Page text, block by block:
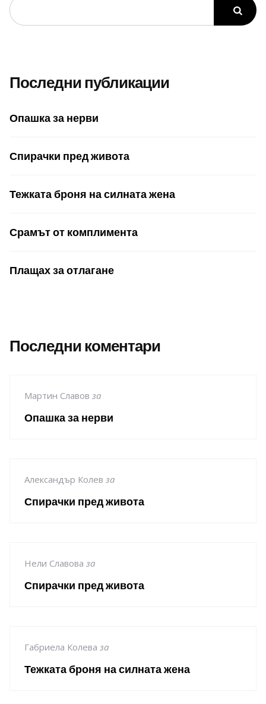
Последни публикации
Опашка за нерви
Спирачки пред живота
Тежката броня на силната жена
Срамът от комплимента
Плащах за отлагане
Последни коментари
Мартин Славов за
Опашка за нерви
Александър Колев за
Спирачки пред живота
Нели Славова за
Спирачки пред живота
Габриела Колева за
Тежката броня на силната жена